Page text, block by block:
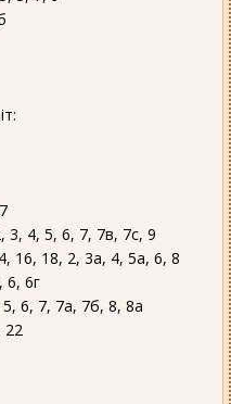
3, 4, 5, 6, 7, 7в, 7с, 9
16, 18, 2, 3а, 4, 5а, 6, 8
6, 6г
6, 7, 7а, 7б, 8, 8а
22